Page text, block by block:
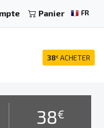
Panier FR
38€ ACHETER
38€